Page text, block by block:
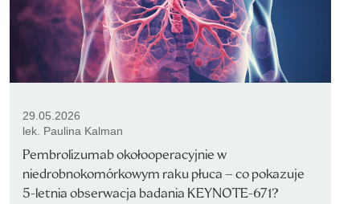
29.05.2026
lek. Paulina Kalman
Pembrolizumab okołooperacyjnie w
niedrobnokomórkowym raku płuca – co pokazuje
5-letnia obserwacja badania KEYNOTE-671?